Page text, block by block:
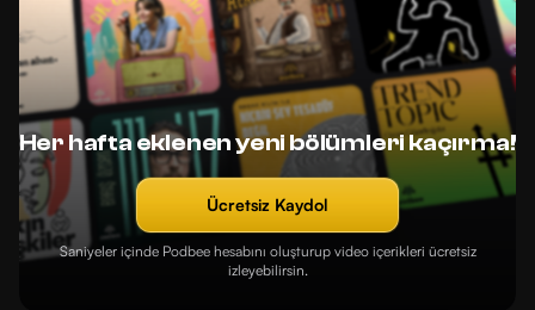
Her hafta eklenen yeni bölümleri kaçırma!
Ücretsiz Kaydol
Saniyeler içinde Podbee hesabını oluşturup video içerikleri ücretsiz
izleyebilirsin.